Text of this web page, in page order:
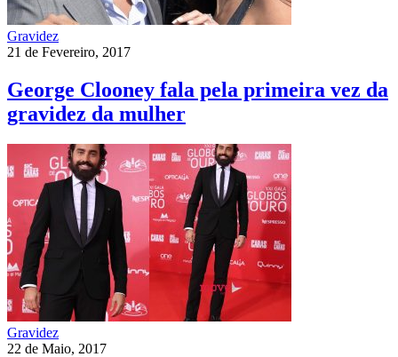
Gravidez
21 de Fevereiro, 2017
George Clooney fala pela primeira vez da
gravidez da mulher
Gravidez
22 de Maio, 2017